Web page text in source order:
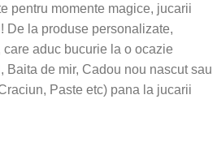
pentru momente magice, jucarii
De la produse personalizate,
aduc bucurie la o ocazie
Baita de mir, Cadou nou nascut sau
Paste etc) pana la jucarii